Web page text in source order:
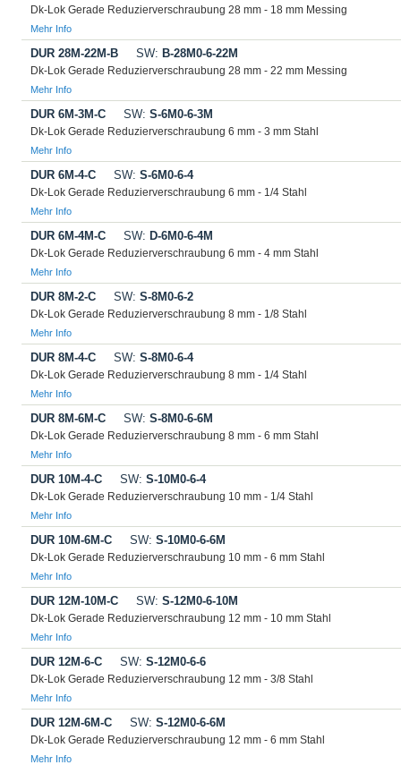
Dk-Lok Gerade Reduzierverschraubung 28 mm - 18 mm Messing
Mehr Info
DUR 28M-22M-B SW: B-28M0-6-22M
Dk-Lok Gerade Reduzierverschraubung 28 mm - 22 mm Messing
Mehr Info
DUR 6M-3M-C SW: S-6M0-6-3M
Dk-Lok Gerade Reduzierverschraubung 6 mm - 3 mm Stahl
Mehr Info
DUR 6M-4-C SW: S-6M0-6-4
Dk-Lok Gerade Reduzierverschraubung 6 mm - 1/4 Stahl
Mehr Info
DUR 6M-4M-C SW: D-6M0-6-4M
Dk-Lok Gerade Reduzierverschraubung 6 mm - 4 mm Stahl
Mehr Info
DUR 8M-2-C SW: S-8M0-6-2
Dk-Lok Gerade Reduzierverschraubung 8 mm - 1/8 Stahl
Mehr Info
DUR 8M-4-C SW: S-8M0-6-4
Dk-Lok Gerade Reduzierverschraubung 8 mm - 1/4 Stahl
Mehr Info
DUR 8M-6M-C SW: S-8M0-6-6M
Dk-Lok Gerade Reduzierverschraubung 8 mm - 6 mm Stahl
Mehr Info
DUR 10M-4-C SW: S-10M0-6-4
Dk-Lok Gerade Reduzierverschraubung 10 mm - 1/4 Stahl
Mehr Info
DUR 10M-6M-C SW: S-10M0-6-6M
Dk-Lok Gerade Reduzierverschraubung 10 mm - 6 mm Stahl
Mehr Info
DUR 12M-10M-C SW: S-12M0-6-10M
Dk-Lok Gerade Reduzierverschraubung 12 mm - 10 mm Stahl
Mehr Info
DUR 12M-6-C SW: S-12M0-6-6
Dk-Lok Gerade Reduzierverschraubung 12 mm - 3/8 Stahl
Mehr Info
DUR 12M-6M-C SW: S-12M0-6-6M
Dk-Lok Gerade Reduzierverschraubung 12 mm - 6 mm Stahl
Mehr Info